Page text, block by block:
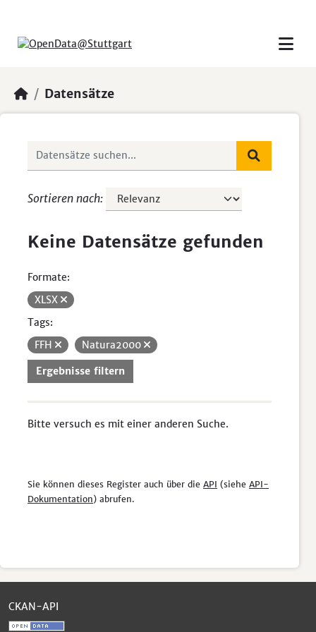
Datensätze
Sortieren nach
Keine Datensätze gefunden
Formate:
XLSX
Tags:
FFH
Natura2000
Ergebnisse filtern
Bitte versuch es mit einer anderen Suche.
Sie können dieses Register auch über die API (siehe API-
Dokumentation) abrufen.
CKAN-API